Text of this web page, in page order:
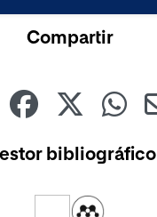
Compartir
bibliográfico